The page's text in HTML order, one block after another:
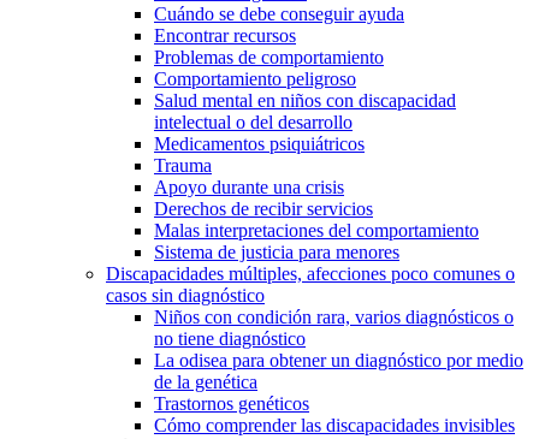
Cuándo se debe conseguir ayuda
Encontrar recursos
Problemas de comportamiento
Comportamiento peligroso
Salud mental en niños con discapacidad
intelectual o del desarrollo
Medicamentos psiquiátricos
Trauma
Apoyo durante una crisis
Derechos de recibir servicios
Malas interpretaciones del comportamiento
Sistema de justicia para menores
Discapacidades múltiples, afecciones poco comunes o
casos sin diagnóstico
Niños con condición rara, varios diagnósticos o
no tiene diagnóstico
La odisea para obtener un diagnóstico por medio
de la genética
Trastornos genéticos
Cómo comprender las discapacidades invisibles